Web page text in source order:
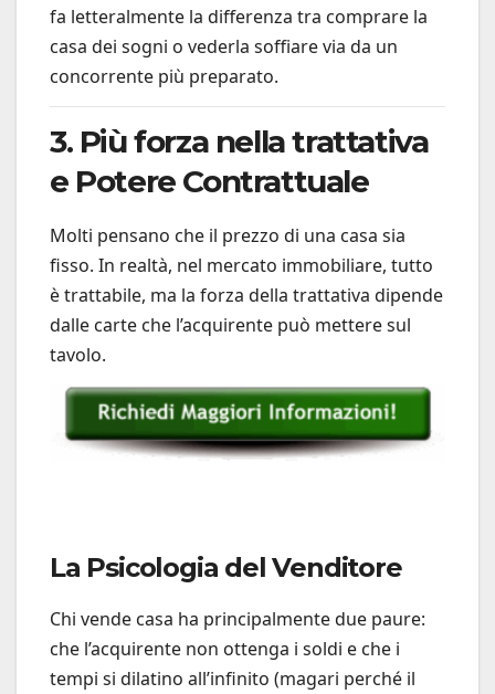
fa letteralmente la differenza tra comprare la
casa dei sogni o vederla soffiare via da un
concorrente più preparato.
3. Più forza nella trattativa
e Potere Contrattuale
Molti pensano che il prezzo di una casa sia
fisso. In realtà, nel mercato immobiliare, tutto
è trattabile, ma la forza della trattativa dipende
dalle carte che l’acquirente può mettere sul
tavolo.
La Psicologia del Venditore
Chi vende casa ha principalmente due paure:
che l’acquirente non ottenga i soldi e che i
tempi si dilatino all’infinito (magari perché il